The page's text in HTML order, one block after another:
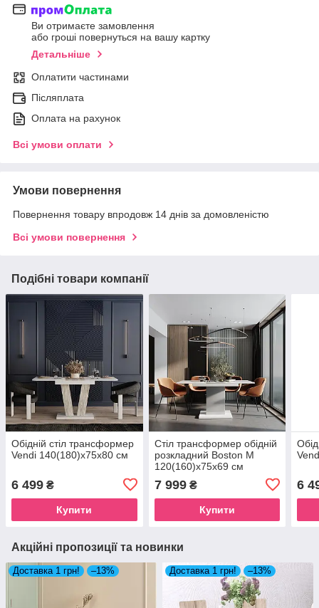
Ви отримаєте замовлення
або гроші повернуться на вашу картку
Детальніше
Оплатити частинами
Післяплата
Оплата на рахунок
Всі умови оплати
Умови повернення
Повернення товару впродовж 14 днів за домовленістю
Всі умови повернення
Подібні товари компанії
Обідній стіл трансформер
Vendi 140(180)x75x80 см
6 499 ₴
Купити
Стіл трансформер обідній
розкладний Boston M
120(160)x75x69 см
7 999₴
Купити
6
Акційні пропозиції та новинки
Доставка 1 грн! –13% Доставка 1 грн! –13%